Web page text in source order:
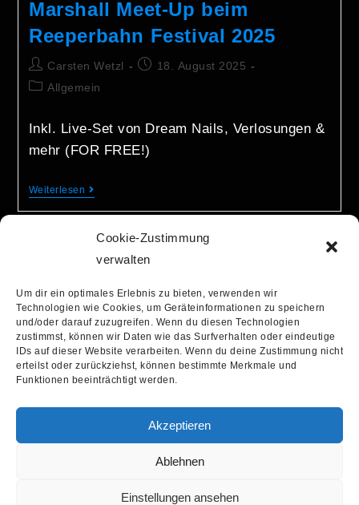
Cookie-Zustimmung
verwalten
Um dir ein optimales Erlebnis zu bieten, verwenden wir
Technologien wie Cookies, um Geräteinformationen zu speichern
und/oder darauf zuzugreifen. Wenn du diesen Technologien
zustimmst, können wir Daten wie das Surfverhalten oder eindeutige
IDs auf dieser Website verarbeiten. Wenn du deine Zustimmung nicht
erteilst oder zurückziehst, können bestimmte Merkmale und
Funktionen beeinträchtigt werden.
Akzeptieren
Ablehnen
Einstellungen ansehen
Marshall Meet-Up beim
Reeperbahn Festival 2025
Carsten Wetzl
18. August 2025
Allgemein
Inkl. Live-Set von Dream Nails, Verlosungen &
mehr (FOR FREE!)
Weiterlesen
info@recordstoredaygermany.de